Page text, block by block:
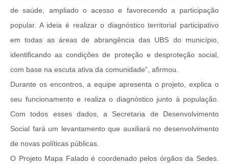
de saúde, ampliado o acesso e favorecendo a participação
popular. A ideia é realizar o diagnóstico territorial participativo
em todas as áreas de abrangência das UBS do município,
identificando as condições de proteção e desproteção social,
com base na escuta ativa da comunidade”, afirmou.
Durante os encontros, a equipe apresenta o projeto, explica o
seu funcionamento e realiza o diagnóstico junto à população.
Com todos esses dados, a Secretaria de Desenvolvimento
Social fará um levantamento que auxiliará no desenvolvimento
de novas políticas públicas.
O Projeto Mapa Falado é coordenado pelos órgãos da Sedes.